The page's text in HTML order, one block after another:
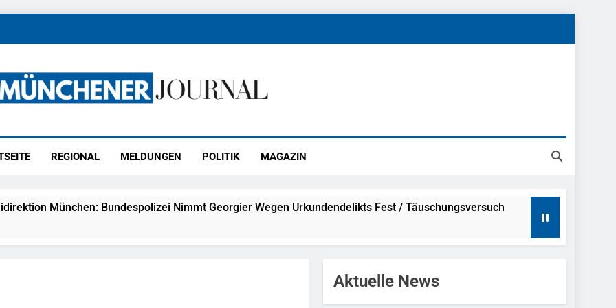
REGIONAL MELDUNGEN POLITIK MAGAZIN
München: Bundespolizei Nimmt Georgier Wegen Urkundendelikts Fest / Täuschungsversuch
München: Notruf Per Knopfdruck / Schnelle Festnahme Nach Sexueller Belästigung
Aktuelle News